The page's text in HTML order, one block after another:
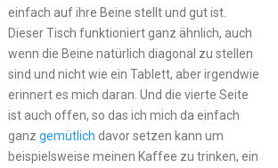
einfach auf ihre Beine stellt und gut ist.
Dieser Tisch funktioniert ganz ähnlich, auch
wenn die Beine natürlich diagonal zu stellen
sind und nicht wie ein Tablett, aber irgendwie
erinnert es mich daran. Und die vierte Seite
ist auch offen, so das ich mich da einfach
ganz gemütlich davor setzen kann um
beispielsweise meinen Kaffee zu trinken, ein